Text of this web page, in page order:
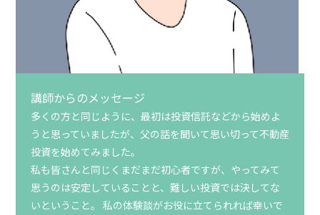
講師からのメッセージ
多くの方と同じように、最初は投資信託などから始めよ
うと思っていましたが、父の話を聞いて思い切って不動産
投資を始めてみました。
私も皆さんと同じくまだまだ初心者ですが、やってみて
思うのは安定していることと、難しい投資では決してな
いということ。 私の体験談がお役に立てられれば幸いで